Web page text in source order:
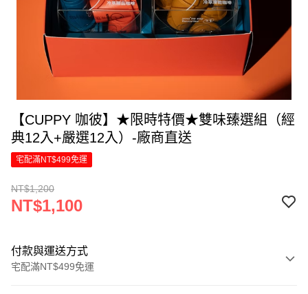
【CUPPY 咖彼】★限時特價★雙味臻選組（經
典12入+嚴選12入）-廠商直送
宅配滿NT$499免運
NT$1,200
NT$1,100
付款與運送方式
宅配滿NT$499免運